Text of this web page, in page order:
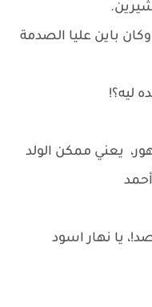
باين عليا الصدمة
ليه؟!
يعني ممكن الولد
يا نهار اسود